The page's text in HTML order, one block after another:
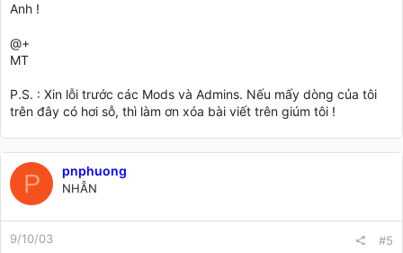
Anh !
@+
MT
P.S. : Xin lỗi trước các Mods và Admins. Nếu mấy dòng của tôi
trên đây có hơi sỗ, thì làm ơn xóa bài viết trên giúm tôi !
P pnphuong
NHẪN
9/10/03 #5